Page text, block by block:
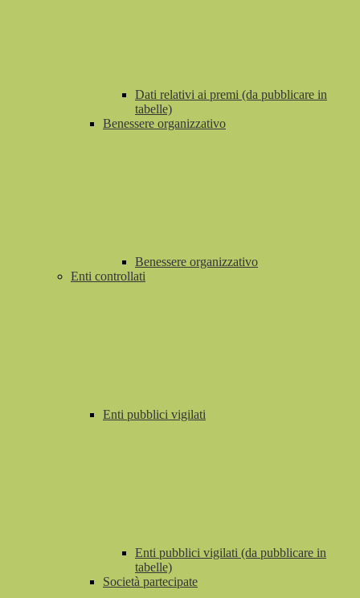
Dati relativi ai premi (da pubblicare in
tabelle)
Benessere organizzativo
Benessere organizzativo
Enti controllati
Enti pubblici vigilati
Enti pubblici vigilati (da pubblicare in
tabelle)
Società partecipate